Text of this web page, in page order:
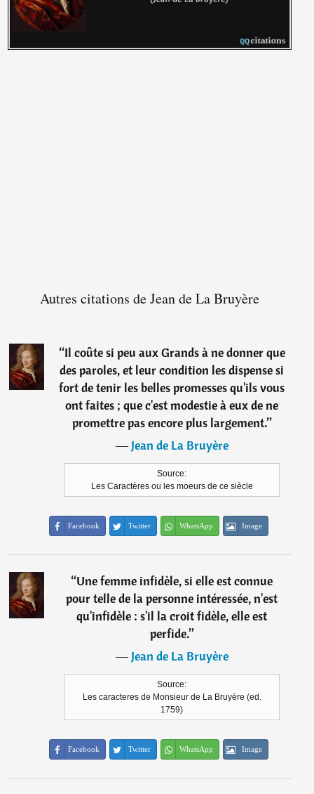
Autres citations de Jean de La Bruyère
“Il coûte si peu aux Grands à ne donner que
des paroles, et leur condition les dispense si
fort de tenir les belles promesses qu'ils vous
ont faites ; que c'est modestie à eux de ne
promettre pas encore plus largement.”
―Jean de La Bruyère
Source:
Les Caractères ou les moeurs de ce siècle
Facebook Twitter WhatsApp Image
“Une femme infidèle, si elle est connue
pour telle de la personne intéressée, n'est
qu'infidèle : s'il la croit fidèle, elle est
perfide.”
―Jean de La Bruyère
Source:
Les caracteres de Monsieur de La Bruyère (ed.
1759)
Facebook Twitter WhatsApp Image